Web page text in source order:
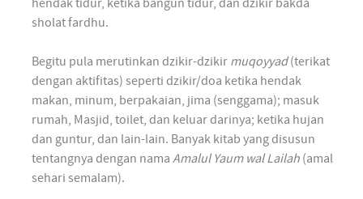
hendak tidur, ketika bangun tidur, dan dzikir bakda
sholat fardhu.
Begitu pula merutinkan dzikir-dzikir muqoyyad(terikat
dengan aktifitas) seperti dzikir/doa ketika hendak
makan, minum, berpakaian, jima (senggama); masuk
rumah, Masjid, toilet, dan keluar darinya; ketika hujan
dan guntur, dan lain-lain. Banyak kitab yang disusun
tentangnya dengan nama Amalul Yaum wal Lailah (amal
sehari semalam).